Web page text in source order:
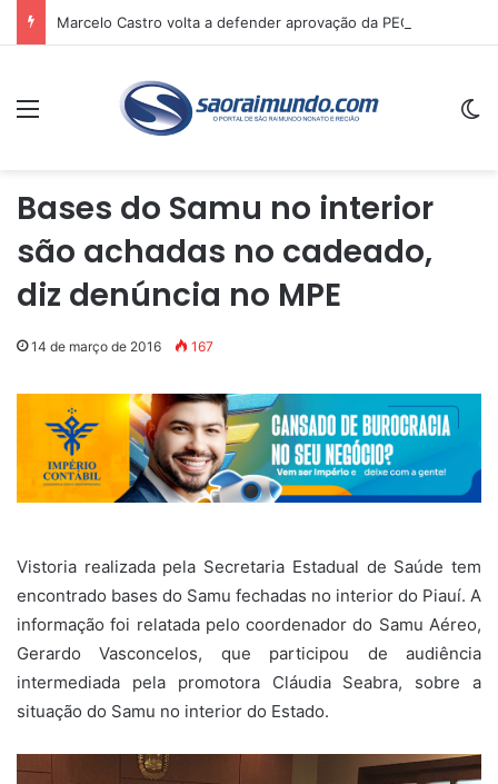
Menu
Bases do Samu no interior
são achadas no cadeado,
diz denúncia no MPE
14 de março de 2016 167
Vistoria realizada pela Secretaria Estadual de Saúde tem
encontrado bases do Samu fechadas no interior do Piauí. A
informação foi relatada pelo coordenador do Samu Aéreo,
Gerardo Vasconcelos, que participou de audiência
intermediada pela promotora Cláudia Seabra, sobre a
situação do Samu no interior do Estado.